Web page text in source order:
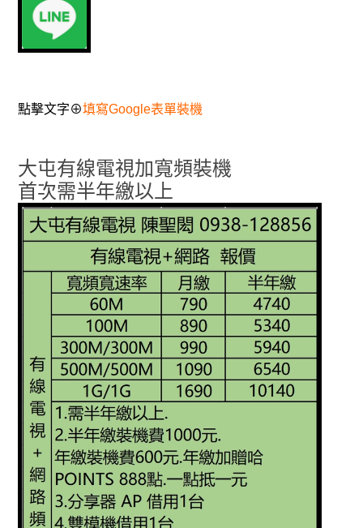
點擊文字⊕填寫Google表單裝機
大屯有線電視加寬頻裝機
首次需半年繳以上